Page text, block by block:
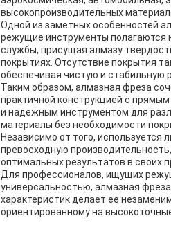
высокопроизводительных
Одной из заметных особенностей
режущие инструменты полагаются
службы, присущая алмазу
покрытиях. Отсутствие покрытия
обеспечивая чистую и стабильную
Таким образом, алмазная фреза
практичной конструкцией с
и надежным инструментом для
материалы без необходимости
Независимо от того, используется
превосходную
оптимальных результатов в своих
Для профессионалов, ищущих
универсальностью, алмазная
характеристик делает ее
ориентированному на